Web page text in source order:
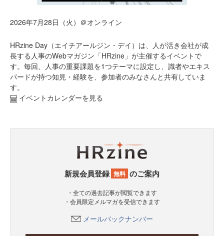
2026年7月28日（火）＠オンライン
HRzine Day（エイチアールジン・デイ）は、人が活き会社が成
長する人事のWebマガジン「HRzine」が主催するイベントで
す。毎回、人事の重要課題を1つテーマに設定し、識者やエキス
パードが持つ知見・経験を、参加者のみなさんと共有していま
す。
イベントカレンダーを見る
新規会員登録 無料 のご案内
・全ての過去記事が閲覧できます
・会員限定メルマガを受信できます
メールバックナンバー